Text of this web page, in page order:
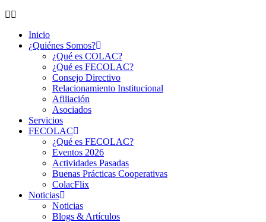
Inicio
¿Quiénes Somos?
¿Qué es COLAC?
¿Qué es FECOLAC?
Consejo Directivo
Relacionamiento Institucional
Afiliación
Asociados
Servicios
FECOLAC
¿Qué es FECOLAC?
Eventos 2026
Actividades Pasadas
Buenas Prácticas Cooperativas
ColacFlix
Noticias
Noticias
Blogs & Artículos